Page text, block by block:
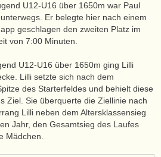
U12-U16 über 1650m war Paul
Er belegte hier nach einem
geschlagen den zweiten Platz im
von 7:00 Minuten.
U12-U16 über 1650m ging Lilli
Lilli setzte sich nach dem
des Starterfeldes und behielt diese
Ziel. Sie überquerte die Ziellinie nach
Lilli neben dem Altersklassensieg
Jahr, den Gesamtsieg des Laufes
Mädchen.